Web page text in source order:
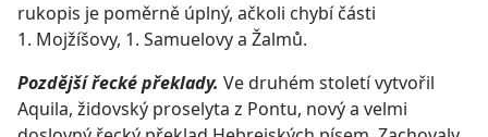
rukopis je poměrně úplný, ačkoli chybí části
1. Mojžíšovy, 1. Samuelovy a Žalmů.
Pozdější řecké překlady. Ve druhém století vytvořil
Aquila, židovský proselyta z Pontu, nový a velmi